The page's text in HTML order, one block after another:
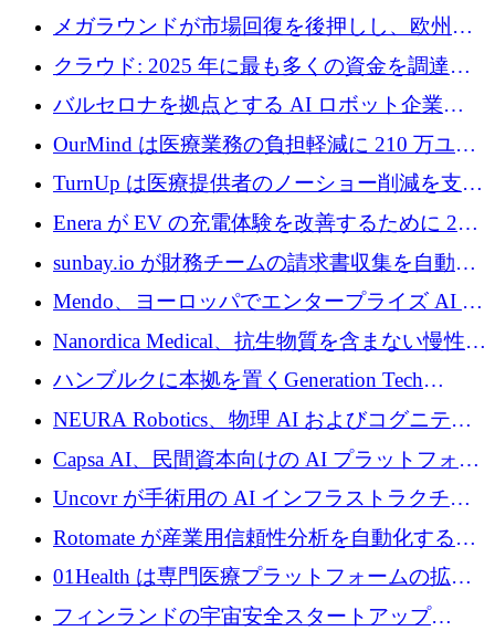
プテック戦略をどのように再構築しているか
メガラウンドが市場回復を後押しし、欧州の
ハイテク資金調達は5月に105億ユーロに回復
クラウド: 2025 年に最も多くの資金を調達し
た 10 社
バルセロナを拠点とする AI ロボット企業
Theker が 8,500 万ドルを調達
OurMind は医療業務の負担軽減に 210 万ユー
ロを寄付
TurnUp は医療提供者のノーショー削減を支援
するために 200 万ユーロを調達
Enera が EV の充電体験を改善するために 200
万ドルを調達
sunbay.io が財務チームの請求書収集を自動化
するために 55 万ユーロを調達
Mendo、ヨーロッパでエンタープライズ AI 導
入を拡大するために 1,200 万ユーロを確保
Nanordica Medical、抗生物質を含まない慢性創
傷治療薬を市場に投入するために 160 万ユー
ロを調達
ハンブルクに本拠を置くGeneration Tech
Partnersが5,000万ユーロのAIロールアップファ
NEURA Robotics、物理 AI およびコグニティ
ブ ロボティクス プラットフォームを拡張する
ためにシリーズ C で最大 14 億ドルを確保
Capsa AI、民間資本向けの AI プラットフォー
ムを拡大するために 1,800 万ドルを調達
Uncovr が手術用の AI インフラストラクチャ
を構築するために 700 万ドルを調達
Rotomate が産業用信頼性分析を自動化するた
めに 210 万ユーロを調達
01Health は専門医療プラットフォームの拡大
に 1,500 万ドルを確保
フィンランドの宇宙安全スタートアップ